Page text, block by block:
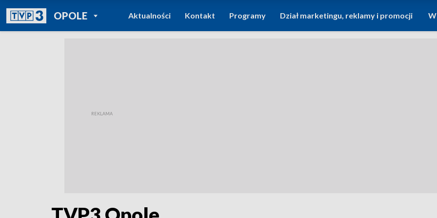
OPOLEPOWRÓT DO
TVP REGIONY
Aktualności Kontakt Programy Dział marketingu, reklamy i promocji